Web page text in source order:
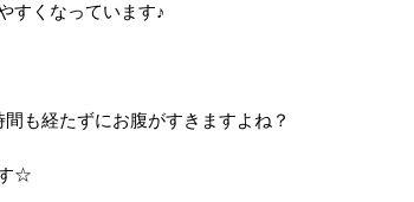
すくなっています♪
も経たずにお腹がすきますよね？
☆